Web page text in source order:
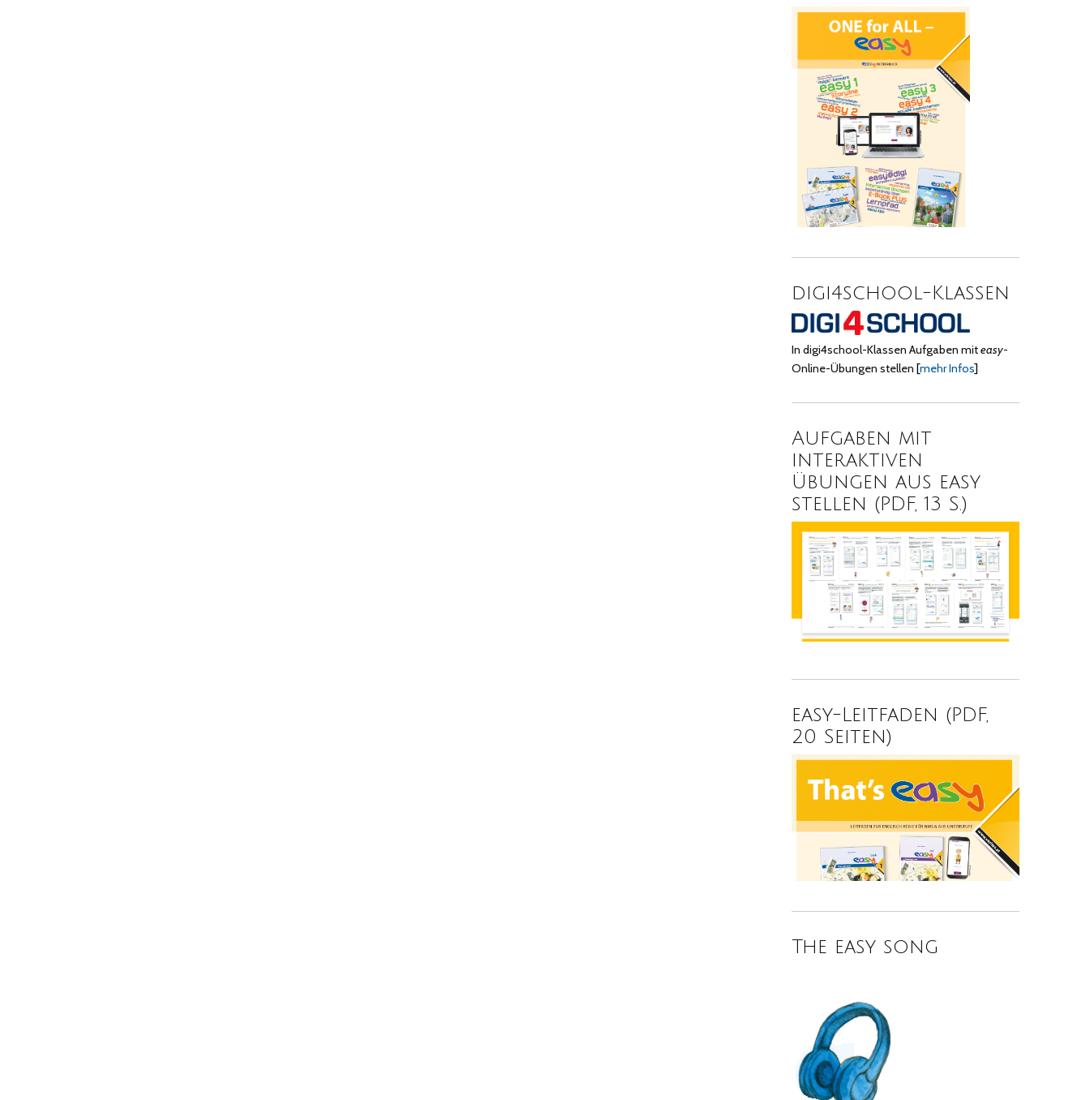
digi4school-Klassen
In digi4school-Klassen Aufgaben miteasy-
Online-Übungen stellen[mehr Infos]
Aufgaben mit
interaktiven
Übungen aus easy
stellen (PDF, 13 S.)
easy-Leitfaden (PDF,
20 Seiten)
The easy song